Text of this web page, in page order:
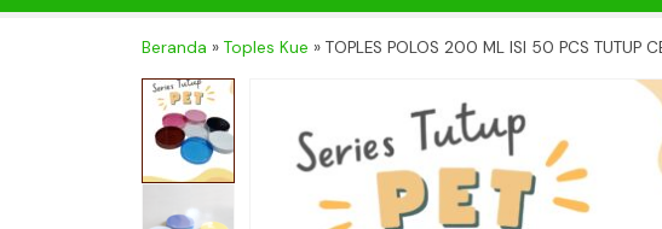
JERIGEN 1 LITER PANJANG NATURAL
Beranda » Toples Kue » TOPLES POLOS 200 ML ISI 50 PCS TUTUP